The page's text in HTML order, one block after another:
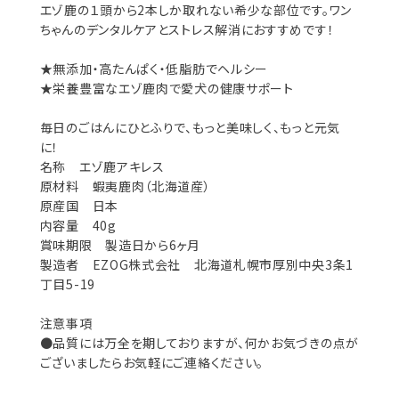
エゾ鹿の１頭から2本しか取れない希少な部位です。ワン
ちゃんのデンタルケアとストレス解消におすすめです！
★無添加・高たんぱく・低脂肪でヘルシー
★栄養豊富なエゾ鹿肉で愛犬の健康サポート
毎日のごはんにひとふりで、もっと美味しく、もっと元気
に！
名称 エゾ鹿アキレス
原材料 蝦夷鹿肉（北海道産）
原産国 日本
内容量 40g
賞味期限 製造日から6ヶ月
製造者 EZOG株式会社 北海道札幌市厚別中央3条1
丁目5-19
注意事項
●品質には万全を期しておりますが、何かお気づきの点が
ございましたらお気軽にご連絡ください。